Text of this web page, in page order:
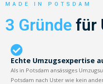
MADE IN POTSDAM
3 Gründe für
Echte Umzugsexpertise
Als in Potsdam ansässiges
Potsdam nach Uster wie kein